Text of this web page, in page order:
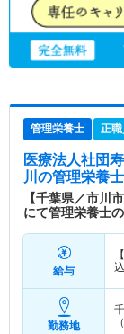
管理栄養士 正職
医療法人社団
川 の管理栄養
【千葉県／市川
にて管理栄養士
給与
勤務地